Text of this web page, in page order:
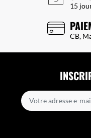
15
CB,